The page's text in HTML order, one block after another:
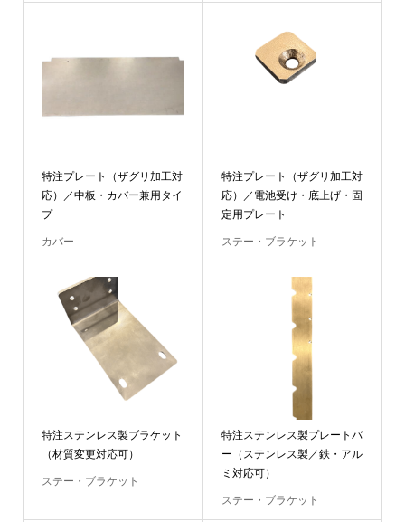
特注プレート（ザグリ加工対
応）／中板・カバー兼用タイ
プ
カバー
特注プレート（ザグリ加工対
応）／電池受け・底上げ・固
定用プレート
ステー・ブラケット
特注ステンレス製ブラケット
（材質変更対応可）
ステー・ブラケット
特注ステンレス製プレートバ
ー（ステンレス製／鉄・アル
ミ対応可）
ステー・ブラケット